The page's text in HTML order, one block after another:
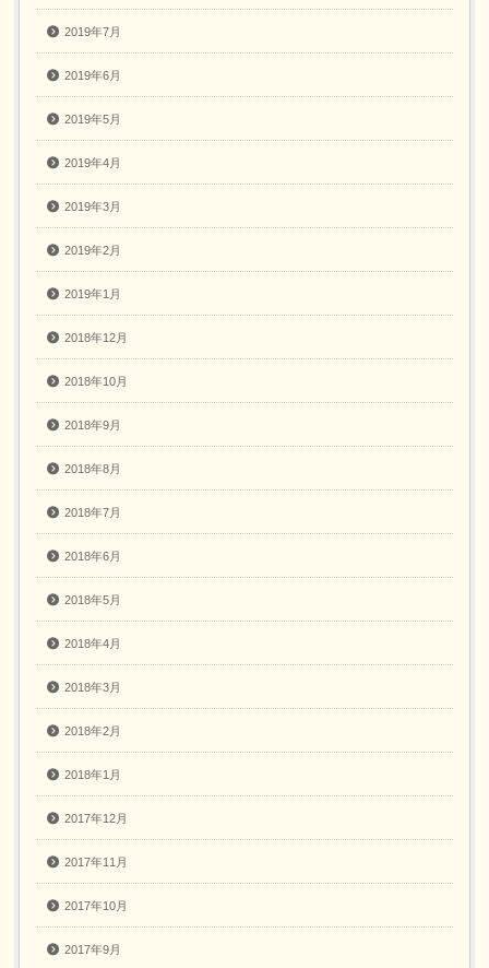
2019年7月
2019年6月
2019年5月
2019年4月
2019年3月
2019年2月
2019年1月
2018年12月
2018年10月
2018年9月
2018年8月
2018年7月
2018年6月
2018年5月
2018年4月
2018年3月
2018年2月
2018年1月
2017年12月
2017年11月
2017年10月
2017年9月